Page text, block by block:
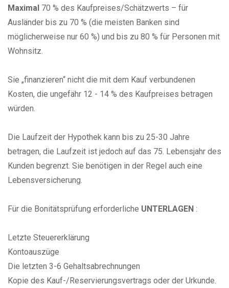
Maximal 70 % des Kaufpreises/Schätzwerts – für
Ausländer bis zu 70 % (die meisten Banken sind
möglicherweise nur 60 %) und bis zu 80 % für Personen mit
Wohnsitz.
Sie „finanzieren“ nicht die mit dem Kauf verbundenen
Kosten, die ungefähr 12 - 14 % des Kaufpreises betragen
würden.
Die Laufzeit der Hypothek kann bis zu 25-30 Jahre
betragen, die Laufzeit ist jedoch auf das 75. Lebensjahr des
Kunden begrenzt. Sie benötigen in der Regel auch eine
Lebensversicherung.
Für die Bonitätsprüfung erforderliche UNTERLAGEN :
Letzte Steuererklärung
Kontoauszüge
Die letzten 3-6 Gehaltsabrechnungen
Kopie des Kauf-/Reservierungsvertrags oder der Urkunde.